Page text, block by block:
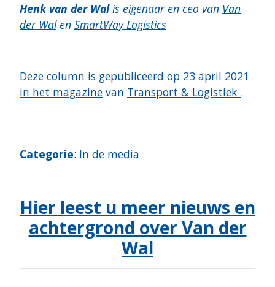
Henk van der Walis eigenaar en ceo van Van
der Walen SmartWay Logistics
Deze column is gepubliceerd op 23 april 2021
in het magazine van Transport & Logistiek .
Categorie: In de media
Hier leest u meer nieuws en
achtergrond over Van der
Wal